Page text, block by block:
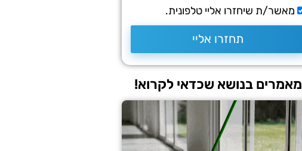
מאשר/ת שיחזרו אליי טלפונית.
תחזרו אליי
מאמרים בנושא שכדאי לקרוא!